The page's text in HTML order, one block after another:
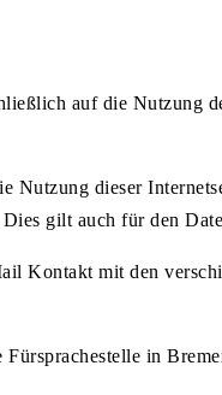
auf die Nutzung
Nutzung dieser
gilt auch für den
Kontakt mit den
in